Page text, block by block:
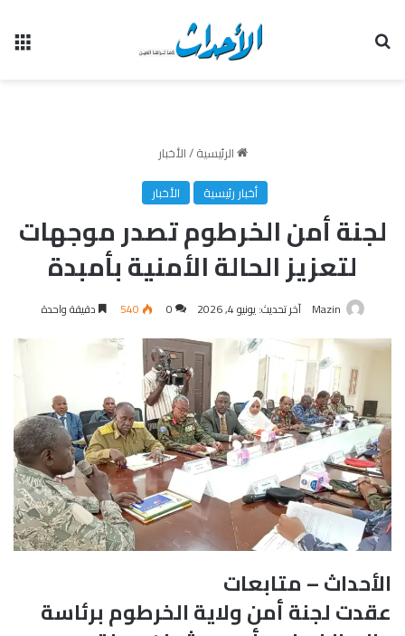
الرئيسية/الأخبار
أخبار رئيسية
الأخبار
لجنة أمن الخرطوم تصدر موجهات
لتعزيز الحالة الأمنية بأمبدة
Mazin آخر تحديث: يونيو 4, 2026 0
540 دقيقة واحدة
الأحداث – متابعات
عقدت لجنة أمن ولاية الخرطوم برئاسة